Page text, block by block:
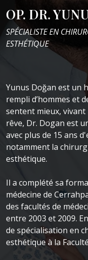
OP. DR.
SPÉCIALISTE EN
ESTHÉTIQUE
Yunus Doğan est un
rempli d’hommes et
sentent mieux,
rêve, Dr. Dogan est
avec plus de 15 ans
notamment la
esthétique.
Il a complété sa
médecine de
des facultés de
entre 2003 et 2009.
de spécialisation en
esthétique à la